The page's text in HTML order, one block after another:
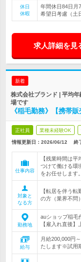
休日
休暇
年間休日84日月
希望日考慮（土
求人詳細を見
新着
株式会社ブランド | 平均
場です
《稲毛勤務》【携帯
正社員 業種未経験OK
情報更新日：2026/06/12 終
仕事内容
【残業時間は
つけて働ける環
をお任せします。
対象と
なる方
【転居を伴う
の方（業界不問
勤務地
auショップ稲毛
【雇入れ直後
給与
月給200,000円
たします※試用